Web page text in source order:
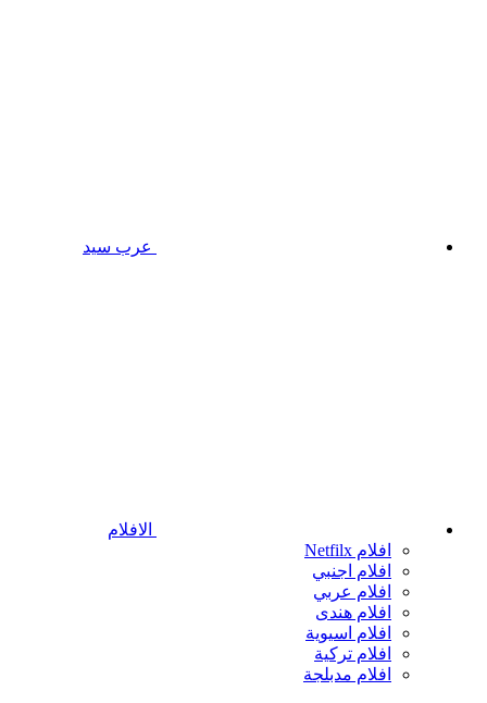
عرب سيد
الافلام
افلام Netfilx
افلام اجنبي
افلام عربي
افلام هندى
افلام اسيوية
افلام تركية
افلام مدبلجة